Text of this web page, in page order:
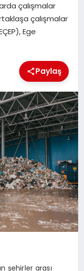
çalışmalar
çalışmalar
Ege
Paylaş
şehirler arası